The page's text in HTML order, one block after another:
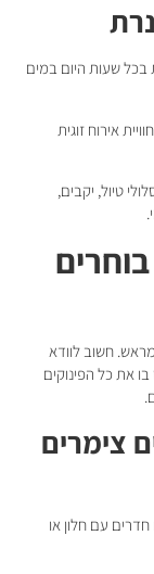
שעות היום במים
אירוח זוגית
טיול, יקבים,
חשוב לוודא
את כל הפינוקים
צימרים
עם חלון או